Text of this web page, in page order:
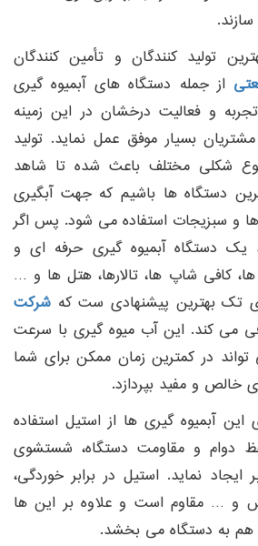
تولید کنندگان و تأمین کنندگان
از جمله دستگاه های آبمیوه گیری
20 سال تجربه و فعالیت درخشان در این زمینه
بسیار موفق عمل نماید. تولید
شکلی مختلف باعث شده تا شاهد
دستگاه ها باشیم که جهت آبگیری
ها و سبزیجات استفاده می شود. پس اگر
دستگاه آبمیوه گیری حرفه ای و
کافی شاپ ها، تالارها، هتل ها و …
تک بهترین پیشنهادی ست که شرکت
می کند. این آب میوه گیری با سرعت
در کمترین زمان ممکن برای شما
خالص و مفید بپردازد.
آبمیوه گیری ها از استیل استفاده
دوام و مقاومت دستگاه، شستشوی
ایجاد نماید. استیل در برابر خوردگی،
… مقاوم است و علاوه بر این ها
هم به دستگاه می بخشد.